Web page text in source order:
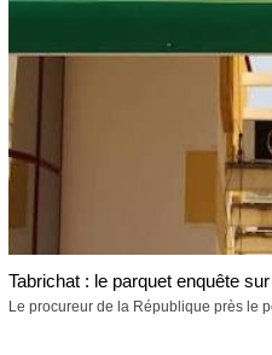
Tabrichat : le parquet enquête
Le procureur de la République près le